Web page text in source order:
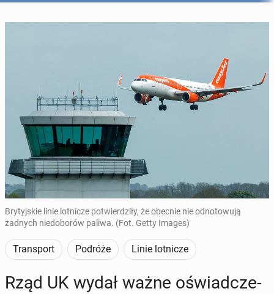
Brytyjskie linie lotnicze potwierdziły, że obecnie nie odnotowują
żadnych niedoborów paliwa. (Fot. Getty Images)
Transport Podróże Linie lotnicze
Rząd UK wydał ważne oświad­cze­